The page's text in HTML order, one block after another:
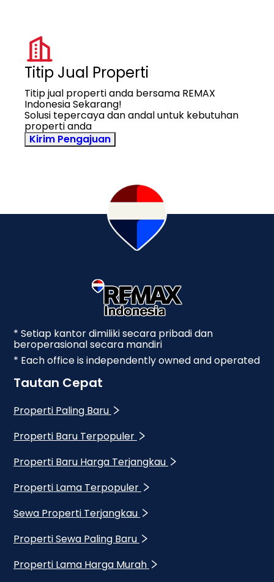
Titip Jual Properti
Titip jual properti anda bersama REMAX
Indonesia Sekarang!
Solusi tepercaya dan andal untuk kebutuhan
properti anda
Kirim Pengajuan
* Setiap kantor dimiliki secara pribadi dan
beroperasional secara mandiri
* Each office is independently owned and operated
Tautan Cepat
Properti Paling Baru
Properti Baru Terpopuler
Properti Baru Harga Terjangkau
Properti Lama Terpopuler
Sewa Properti Terjangkau
Properti Sewa Paling Baru
Properti Lama Harga Murah